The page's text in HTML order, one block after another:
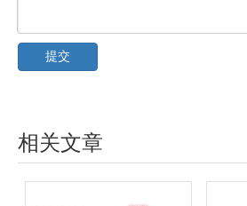
提交
相关文章